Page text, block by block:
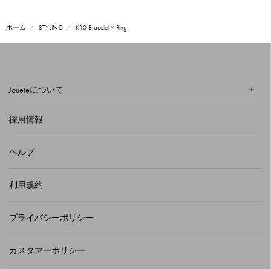
ホーム STYLING K10 Bracelet × Ring
Joueteについて
採用情報
ヘルプ
利用規約
プライバシーポリシー
カスタマーポリシー